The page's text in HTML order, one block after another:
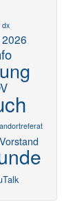
dx
Vorstand